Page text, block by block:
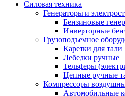
Силовая техника
Генераторы и
Бензиновые
Инверторные
Грузоподъемное
Каретки для тали
Лебедки ручные
Тельферы
Цепные ручные
Компрессоры
Автомобильные